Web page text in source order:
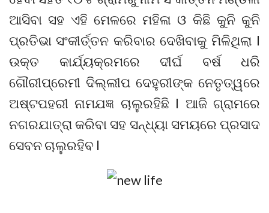
ଆସିବା ସହ ଏହି ମେଳରେ ମହିଳା ଓ କିଛି କୁନି କୁନି
ପ୍ରତିଭା ସଂକୀର୍ତ୍ତନ କରିବାର ଦେଖିବାକୁ ମିଳିଥିଲା l
ଉକ୍ତ କାର୍ଯ୍ୟକ୍ରମରେ ଦୀର୍ଘ ବର୍ଷ ଧରି
ଗୌରୀପ୍ରେମୀ ଦିଲ୍ଲୀପ ଦେହୁରୀଙ୍କ ନେତୃତ୍ୱରେ
ଅଷ୍ଟପହରୀ ନାମଯଜ୍ଞ ଚାଲୁରହିଛି l ଆଜି ଗ୍ରାମରେ
ନଗରଯାତ୍ରା କରିବା ସହ ସନ୍ଧ୍ୟା ସମୟରେ ପ୍ରସାଦ
ସେବନ ଚାଲୁରହିବ l